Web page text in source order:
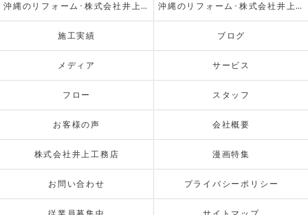
沖縄のリフォーム･株式会社井上工務店の評判 沖縄のリフォーム･株式会社井上工務店のお客様の声
施工実績 ブログ
メディア サービス
フロー スタッフ
お客様の声 会社概要
株式会社井上工務店 漫画特集
お問い合わせ プライバシーポリシー